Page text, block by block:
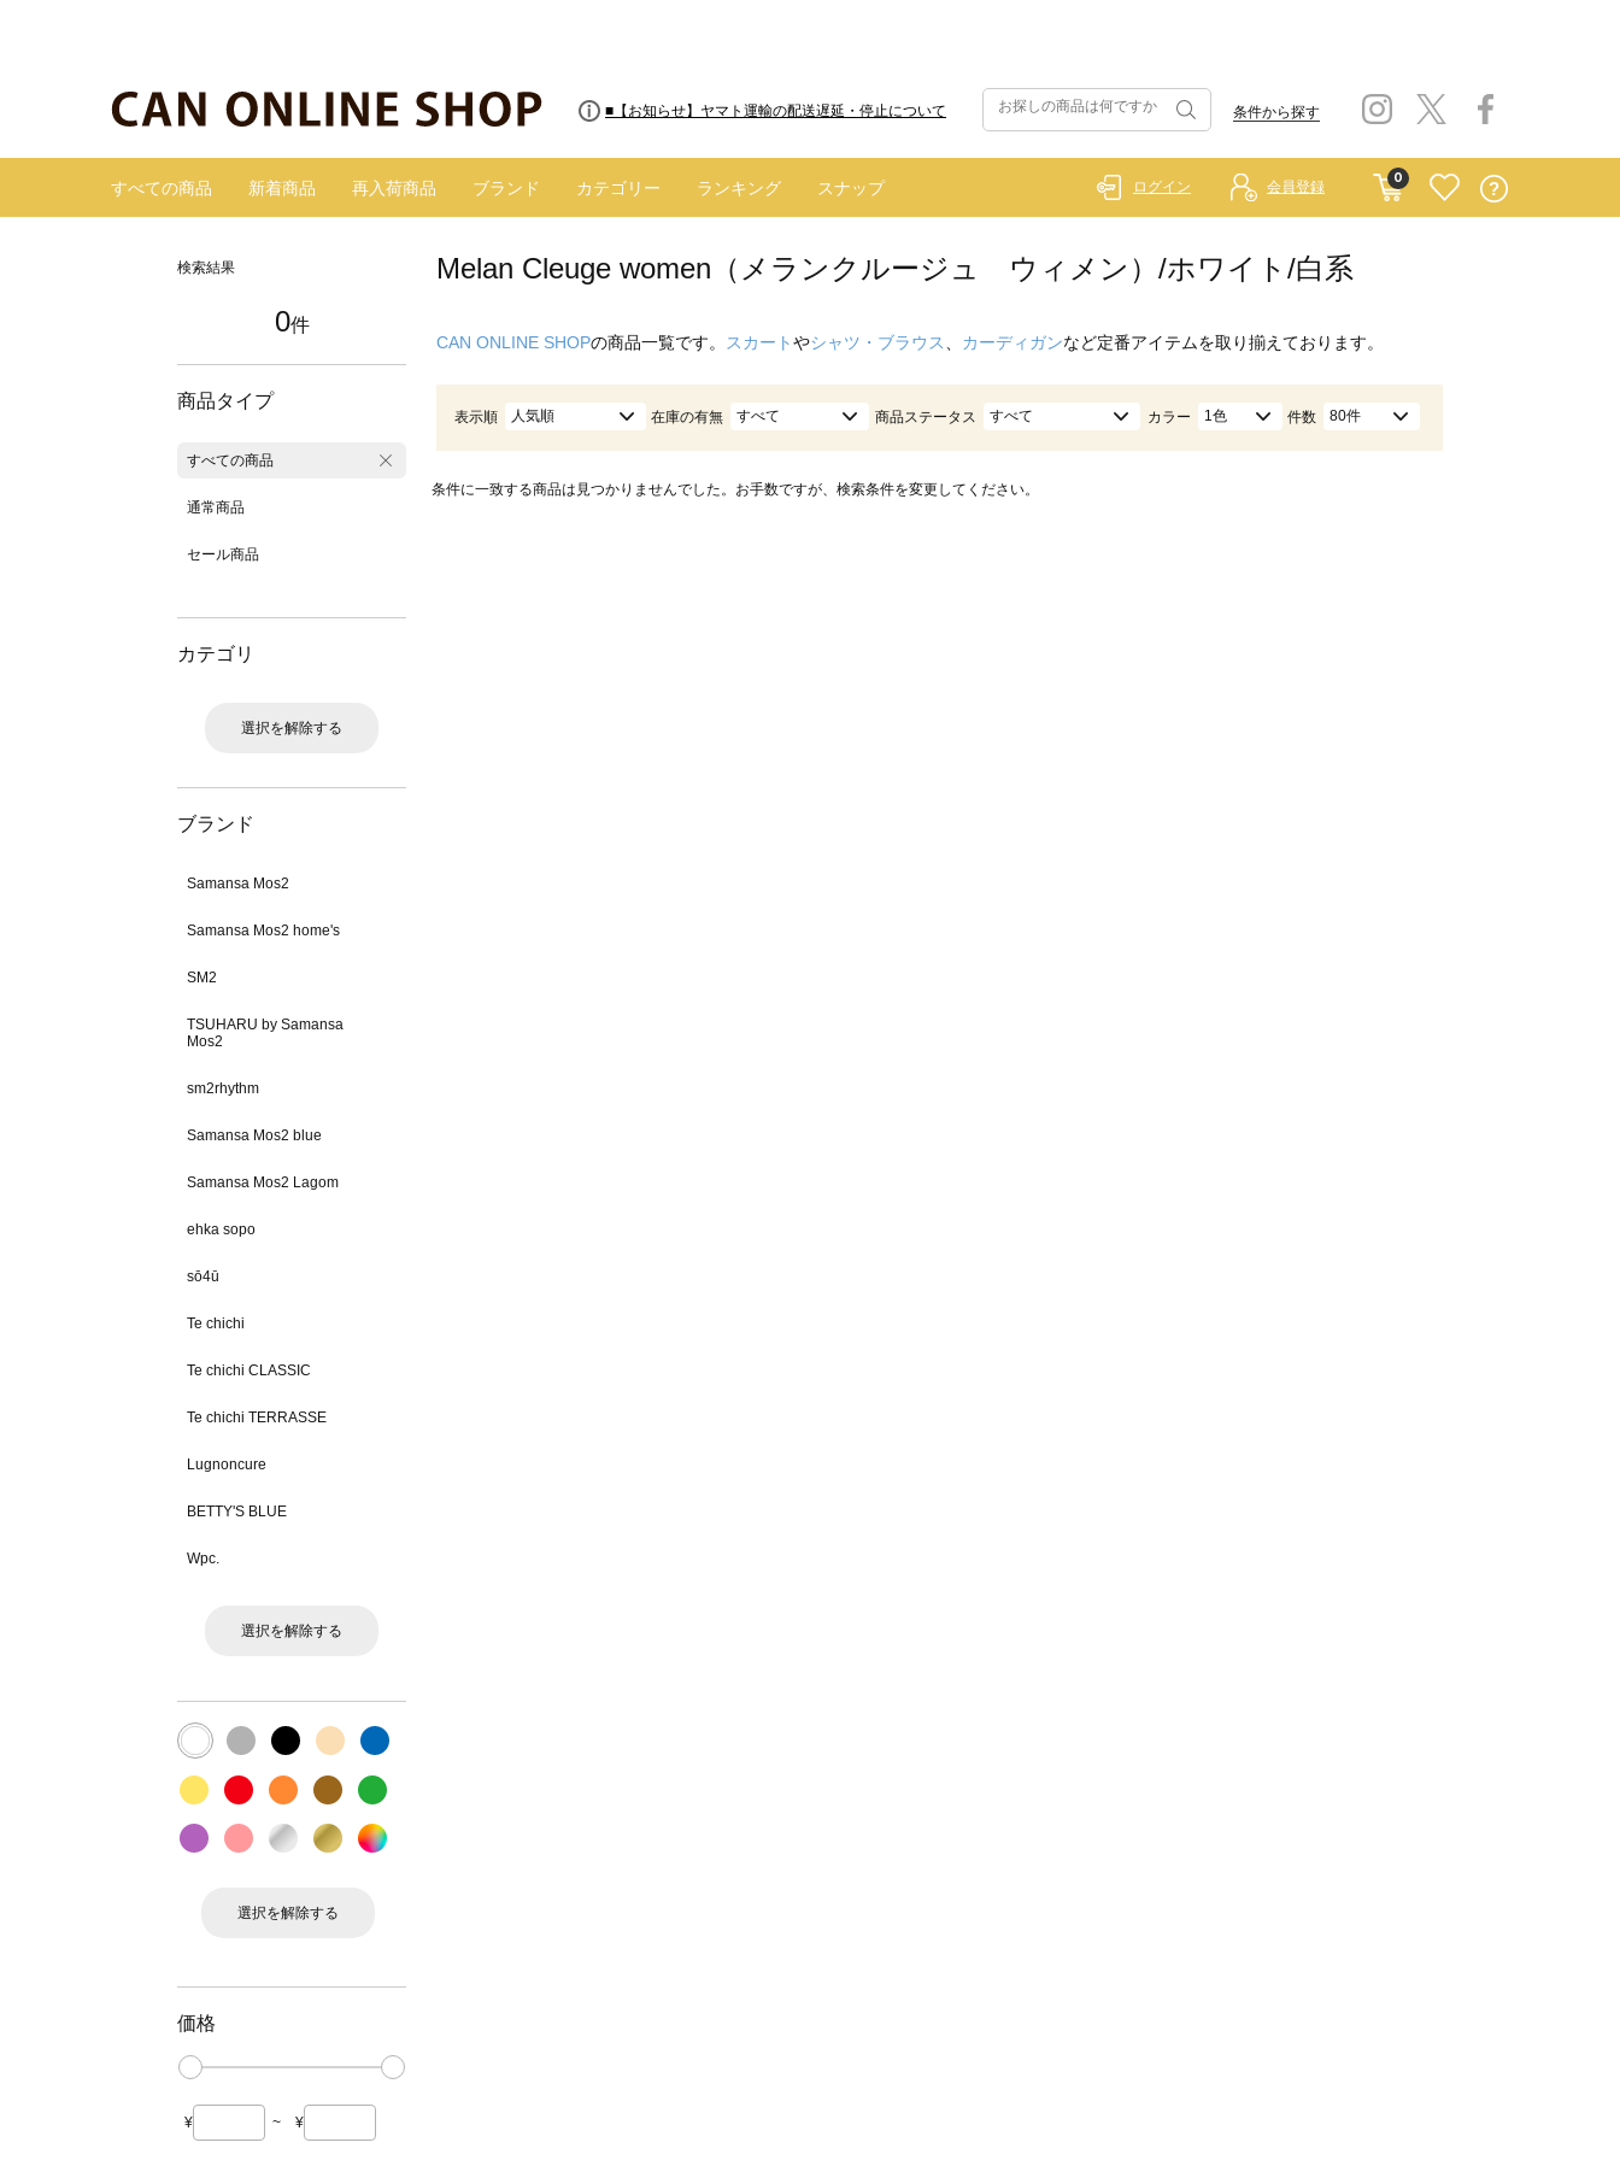
■8/13(木)AM2:00～サイトメンテナンス実施のお知らせ
■【お知らせ】ヤマト運輸の配送遅延・停止について 条件から探す
すべての商品 新着商品 再入荷商品 ブランド カテゴリー ランキング スナップ
0
ログイン 会員登録
検索結果
0件
商品タイプ
すべての商品
通常商品
セール商品
カテゴリ
選択を解除する
ブランド
Samansa Mos2
Samansa Mos2 home's
SM2
TSUHARU by Samansa
Mos2
sm2rhythm
Samansa Mos2 blue
Samansa Mos2 Lagom
ehka sopo
sō4ū
Te chichi
Te chichi CLASSIC
Te chichi TERRASSE
Lugnoncure
BETTY'S BLUE
Wpc.
選択を解除する
選択を解除する
価格
¥ ~ ¥
Melan Cleuge women（メランクルージュ ウィメン）/ホワイト/白系
CAN ONLINE SHOPの商品一覧です。 スカートやシャツ・ブラウス カーディガンなど定番アイテムを取り揃えております。
表示順 人気順 在庫の有無 すべて 商品ステータス すべて カラー 1色 件数 80件
条件に一致する商品は見つかりませんでした。お手数ですが、検索条件を変更してください。